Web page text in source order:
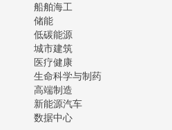
船舶海工
储能
低碳能源
城市建筑
医疗健康
生命科学与制药
高端制造
新能源汽车
数据中心